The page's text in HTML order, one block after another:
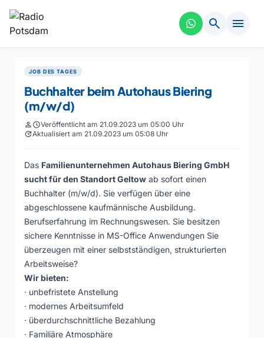
search menu
JOB DES TAGES
Buchhalter beim Autohaus Biering
(m/w/d)
personscheduleVeröffentlicht am 21.09.2023 um 05:00 Uhr
updateAktualisiert am 21.09.2023 um 05:08 Uhr
Das Familienunternehmen Autohaus Biering GmbH
sucht für den Standort Geltow ab sofort einen
Buchhalter (m/w/d). Sie verfügen über eine
abgeschlossene kaufmännische Ausbildung.
Berufserfahrung im Rechnungswesen. Sie besitzen
sichere Kenntnisse in MS-Office Anwendungen Sie
überzeugen mit einer selbstständigen, strukturierten
Arbeitsweise?
Wir bieten:
· unbefristete Anstellung
· modernes Arbeitsumfeld
· überdurchschnittliche Bezahlung
· Familiäre Atmosphäre